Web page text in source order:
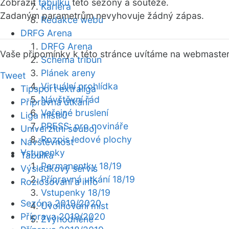
Kariéra
Redakce webu
DRFG Arena
DRFG Arena
Schéma tribun
Plánek areny
Virtuální prohlídka
Návštěvní řád
Veřejné bruslení
PRESS: pro novináře
Rozpis ledové plochy
Vstupenky
Permanentky 18/19
Přípravná utkání 18/19
Vstupenky 18/19
Uvolňování míst
Zvýhodněné
Zobrazit tabulku této sezóny a soutěže.
Zadaným parametrům nevyhovuje žádný zápas.
Vaše připomínky k této stránce uvítáme na webmaster
Tweet
Tipsport extraliga
Přípravná utkání
Liga mistrů
Univerzitní souboj
Návštěvnost
Tabulka
Výsledkový servis
Rozlosování a info
Sezóna 2019/2020
Příprava 2019/2020